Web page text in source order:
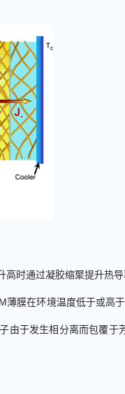
高时通过凝胶缩聚提升热
薄膜在环境温度低于或高于
由于发生相分离而包覆于